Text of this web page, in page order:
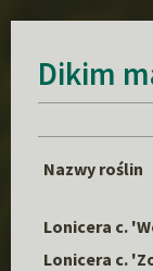
Dikim
Nazwy roślin
Lonicera c.
Lonicera c.